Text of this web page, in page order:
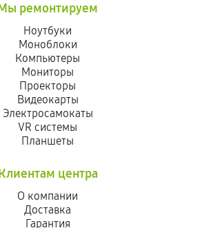
ремонтируем
Ноутбуки
Моноблоки
Компьютеры
Мониторы
Проекторы
Видеокарты
Электросамокаты
VR системы
Планшеты
центра
О компании
Доставка
Гарантия